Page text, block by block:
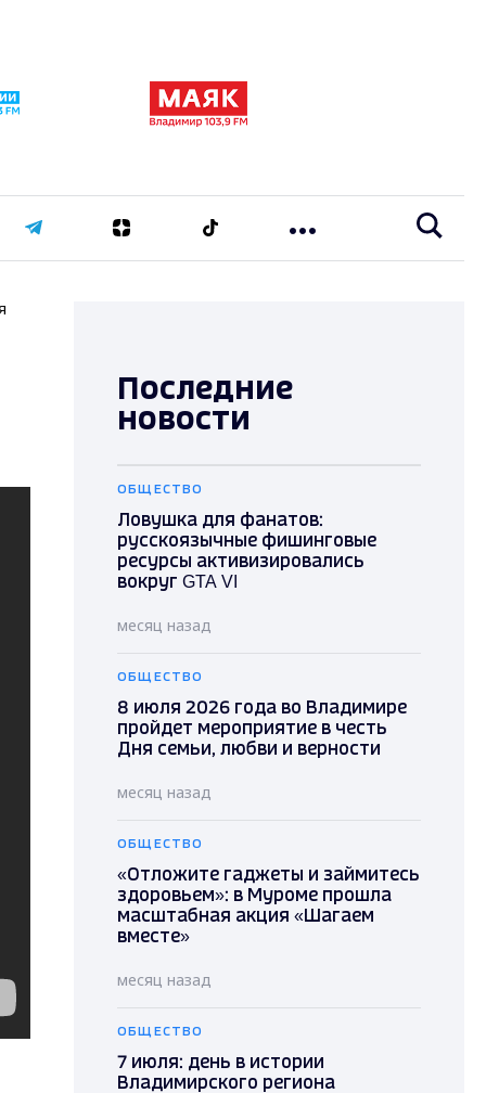
Последние
новости
ОБЩЕСТВО
Ловушка для фанатов:
русскоязычные фишинговые
ресурсы активизировались
вокруг GTA VI
месяц назад
ОБЩЕСТВО
8 июля 2026 года во Владимире
пройдет мероприятие в честь
Дня семьи, любви и верности
месяц назад
ОБЩЕСТВО
«Отложите гаджеты и займитесь
здоровьем»: в Муроме прошла
масштабная акция «Шагаем
вместе»
месяц назад
ОБЩЕСТВО
7 июля: день в истории
Владимирского региона